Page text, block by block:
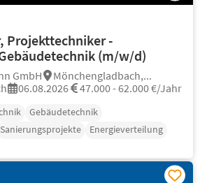
Projekttechniker -
(m/w/d)
GmbH
Mönchengladbach,...
06.08.2026 47.000 - 62.000 €/Jahr
Gebäudetechnik
Sanierungsprojekte
Energieverteilung